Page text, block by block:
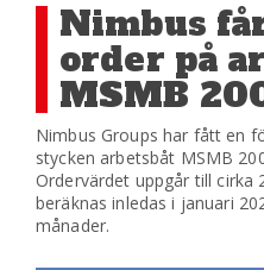
Nimbus
order på
MSMB
Nimbus Groups har fått en
stycken arbetsbåt MSMB
Ordervärdet uppgår till cirka
beräknas inledas i januari
månader.